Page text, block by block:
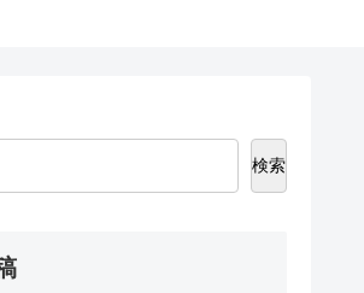
検索